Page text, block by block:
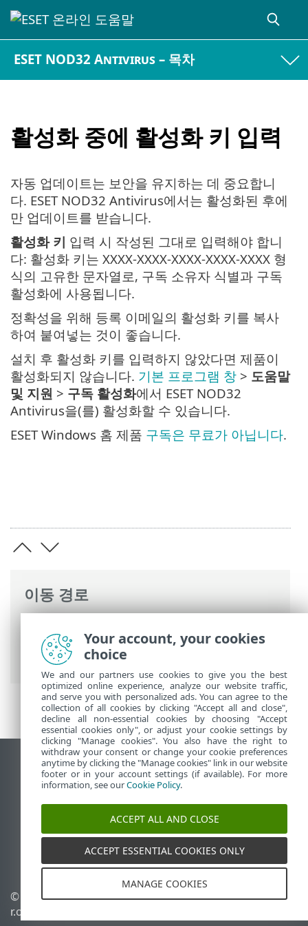
ESET NOD32 Antivirus – 목차
활성화 중에 활성화 키 입력
이동 경로
Antivirus
>제품 활성화> 활성화 중에 활성
화 키 입력
자동 업데이트는 보안을 유지하는 데 중요합니
다. ESET NOD32 Antivirus에서는 활성화된 후에
만 업데이트를 받습니다.
활성화 키 입력 시 작성된 그대로 입력해야 합니
다: 활성화 키는 XXXX-XXXX-XXXX-XXXX-XXXX 형
식의 고유한 문자열로, 구독 소유자 식별과 구독
활성화에 사용됩니다.
정확성을 위해 등록 이메일의 활성화 키를 복사
하여 붙여넣는 것이 좋습니다.
설치 후 활성화 키를 입력하지 않았다면 제품이
활성화되지 않습니다. 기본 프로그램 창 > 도움말
및 지원 > 구독 활성화에서 ESET NOD32
Antivirus을(를) 활성화할 수 있습니다.
ESET Windows 홈 제품 구독은 무료가 아닙니다.
데스크톱 사이트 보기
End of Life
ESET 지식 베이스
ESET Status Portal
국가별 지원
© 1992 - 2025 ESET, spol. s
r.o. - All rights reserved.
쿠키 관리
Your account, your cookies
choice
We and our partners use cookies to give you the best
optimized online experience, analyze our website traffic,
and serve you with personalized ads. You can agree to the
collection of all cookies by clicking "Accept all and close",
decline all non-essential cookies by choosing "Accept
essential cookies only", or adjust your cookie settings by
clicking "Manage cookies". You also have the right to
withdraw your consent or change your cookie preferences
anytime by clicking the "Manage cookies" link in our website
footer or in your account settings (if available). For more
information, see ourCookie Policy.
ACCEPT ALL AND CLOSE
ACCEPT ESSENTIAL COOKIES ONLY
MANAGE COOKIES